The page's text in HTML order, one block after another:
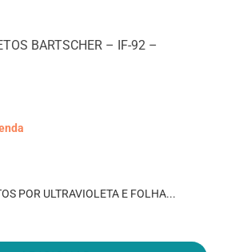
BARTSCHER – IF-92 –
POR ULTRAVIOLETA E FOLHA...